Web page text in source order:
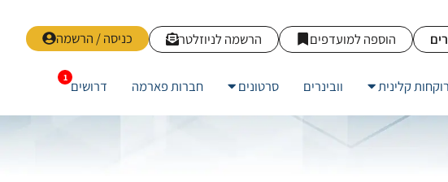
כניסה / הרשמה הרשמה לניוזלטר הוספה למועדפים
רוקחות קלינית וובינרים סרטונים חברות פארמה דרושים